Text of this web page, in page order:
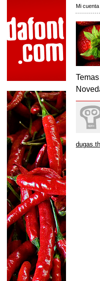
Mi cuenta
Temas